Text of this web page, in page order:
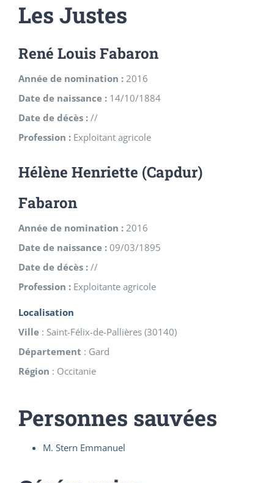
Les Justes
René Louis Fabaron
Année de nomination : 2016
Date de naissance : 14/10/1884
Date de décès : //
Profession : Exploitant agricole
Hélène Henriette (Capdur)
Fabaron
Année de nomination : 2016
Date de naissance : 09/03/1895
Date de décès : //
Profession : Exploitante agricole
Localisation
Ville : Saint-Félix-de-Pallières (30140)
Département : Gard
Région : Occitanie
Personnes sauvées
M. Stern Emmanuel